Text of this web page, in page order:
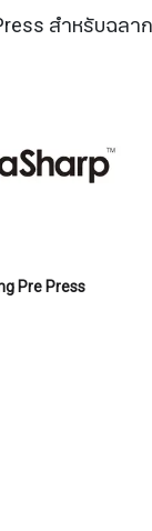
สำหรับฉลา
Pre Press